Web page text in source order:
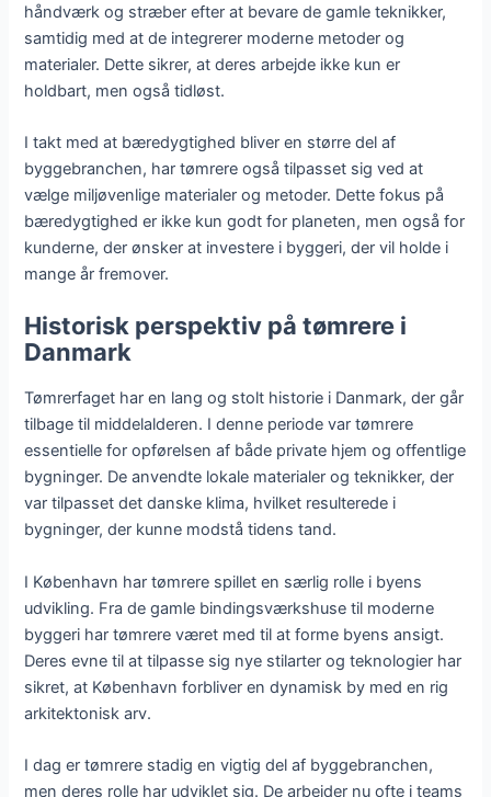
håndværk og stræber efter at bevare de gamle teknikker,
samtidig med at de integrerer moderne metoder og
materialer. Dette sikrer, at deres arbejde ikke kun er
holdbart, men også tidløst.
I takt med at bæredygtighed bliver en større del af
byggebranchen, har tømrere også tilpasset sig ved at
vælge miljøvenlige materialer og metoder. Dette fokus på
bæredygtighed er ikke kun godt for planeten, men også for
kunderne, der ønsker at investere i byggeri, der vil holde i
mange år fremover.
Historisk perspektiv på tømrere i
Danmark
Tømrerfaget har en lang og stolt historie i Danmark, der går
tilbage til middelalderen. I denne periode var tømrere
essentielle for opførelsen af både private hjem og offentlige
bygninger. De anvendte lokale materialer og teknikker, der
var tilpasset det danske klima, hvilket resulterede i
bygninger, der kunne modstå tidens tand.
I København har tømrere spillet en særlig rolle i byens
udvikling. Fra de gamle bindingsværkshuse til moderne
byggeri har tømrere været med til at forme byens ansigt.
Deres evne til at tilpasse sig nye stilarter og teknologier har
sikret, at København forbliver en dynamisk by med en rig
arkitektonisk arv.
I dag er tømrere stadig en vigtig del af byggebranchen,
men deres rolle har udviklet sig. De arbejder nu ofte i teams